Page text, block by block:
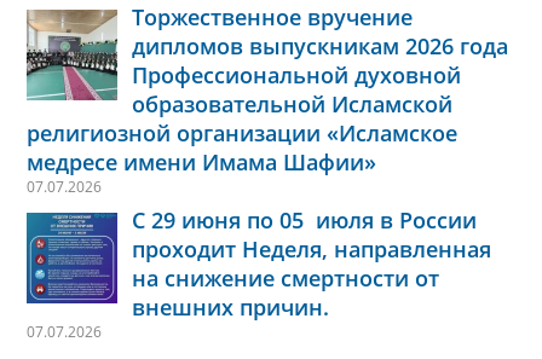
Торжественное вручение
дипломов выпускникам 2026 года
Профессиональной духовной
образовательной Исламской
религиозной организации «Исламское
медресе имени Имама Шафии»
07.07.2026
С 29 июня по 05 июля в России
проходит Неделя, направленная
на снижение смертности от
внешних причин.
07.07.2026